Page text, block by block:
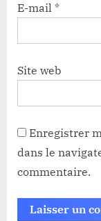
E-mail *
Site web
Enregistrer
dans le
commentaire.